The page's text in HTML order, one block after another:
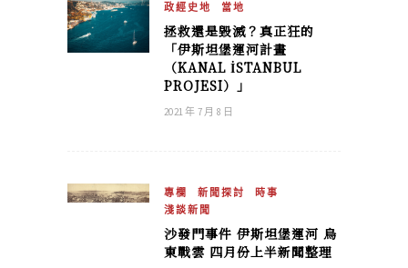
政經史地 當地
拯救還是毀滅？真正狂的
「伊斯坦堡運河計畫
（KANAL İSTANBUL
PROJESI）」
2021 年 7 月 8 日
專欄 新聞探討
時事
淺談新聞
沙發門事件 伊斯坦堡運河 烏
東戰雲 四月份上半新聞整理